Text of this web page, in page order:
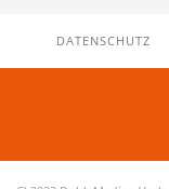
DATENSCHUTZ